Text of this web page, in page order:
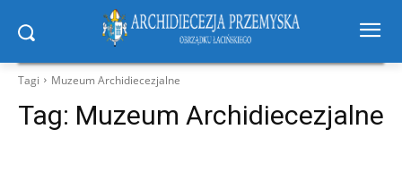
Tagi Muzeum Archidiecezjalne
Tag: Muzeum Archidiecezjalne